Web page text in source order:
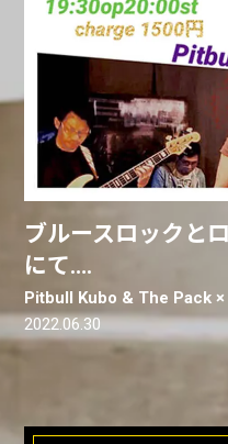
ブルースロックと
にて….
Pitbull Kubo & The Pack
2022.06.30